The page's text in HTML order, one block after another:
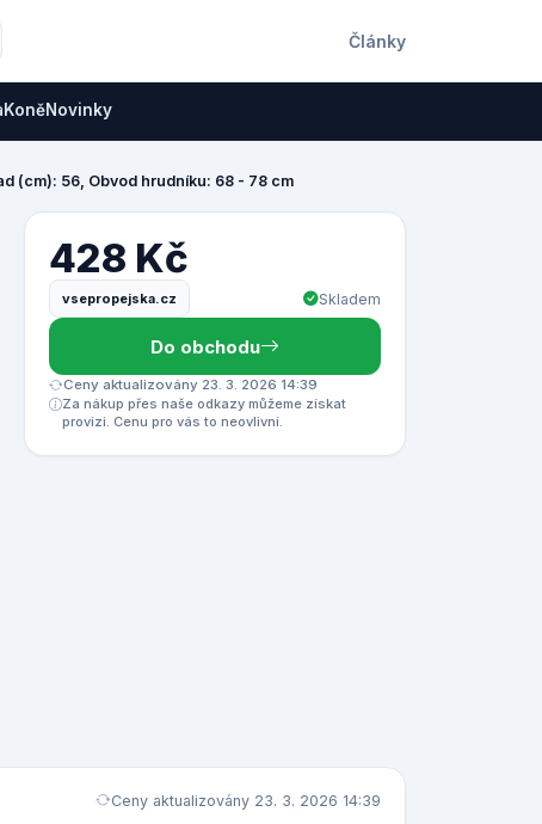
Články
KoněNovinky
(cm): 56, Obvod hrudníku: 68 - 78 cm
428 Kč
vsepropejska.cz Skladem
Do obchodu
Ceny aktualizovány 23. 3. 2026 14:39
Za nákup přes naše odkazy můžeme získat
provizi. Cenu pro vás to neovlivní.
Ceny aktualizovány 23. 3. 2026 14:39